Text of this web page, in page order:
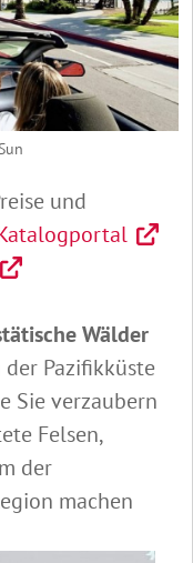
und
Wälder
Pazifikküste
Sie verzaubern
Felsen,
der
machen